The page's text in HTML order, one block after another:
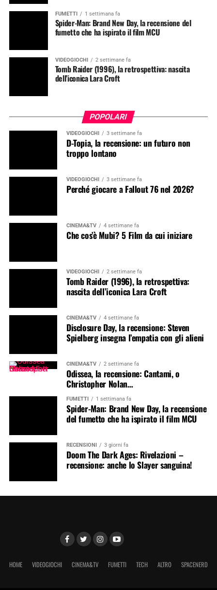
FUMETTI 1 settimana fa
Spider-Man: Brand New Day, la recensione del
fumetto che ha ispirato il film MCU
VIDEOGIOCHI 2 settimane fa
Tomb Raider (1996), la retrospettiva: nascita
dell’iconica Lara Croft
POPOLARI
VIDEOGIOCHI 3 settimane fa
D-Topia, la recensione: un futuro non
troppo lontano
VIDEOGIOCHI 3 settimane fa
Perché giocare a Fallout 76 nel 2026?
CINEMA&TV 4 settimane fa
Che cos’è Mubi? 5 Film da cui iniziare
VIDEOGIOCHI 2 settimane fa
Tomb Raider (1996), la retrospettiva:
nascita dell’iconica Lara Croft
CINEMA&TV 4 settimane fa
Disclosure Day, la recensione: Steven
Spielberg insegna l’empatia con gli alieni
CINEMA&TV 2 settimane fa
Odissea, la recensione: Cantami, o
Christopher Nolan…
FUMETTI 1 settimana fa
Spider-Man: Brand New Day, la recensione
del fumetto che ha ispirato il film MCU
RECENSIONI 3 giorni fa
Doom The Dark Ages: Rivelazioni –
recensione: anche lo Slayer sanguina!
HOME VIDEOGIOCHI CINEMA&TV FUMETTI TECH ALTRO SPACENERD